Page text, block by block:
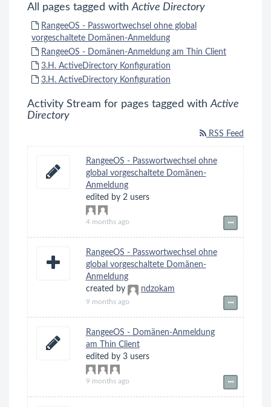
All pages tagged withActive Directory
RangeeOS - Passwortwechsel ohne global
vorgeschaltete Domänen-Anmeldung
RangeeOS - Domänen-Anmeldung am Thin Client
3.H. ActiveDirectory Konfiguration
3.H. ActiveDirectory Konfiguration
Activity Stream for pages tagged withActive
Directory
RSS Feed
RangeeOS - Passwortwechsel ohne
global vorgeschaltete Domänen-
Anmeldung
edited by 2 users
4 months ago
RangeeOS - Passwortwechsel ohne
global vorgeschaltete Domänen-
Anmeldung
created by
ndzokam
9 months ago
RangeeOS - Domänen-Anmeldung
am Thin Client
edited by 3 users
9 months ago